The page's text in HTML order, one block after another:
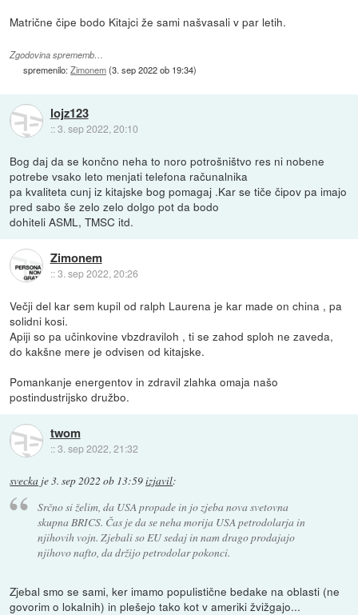
Matrične čipe bodo Kitajci že sami našvasali v par letih.
Zgodovina sprememb…
spremenilo:Zimonem(3. sep 2022 ob 19:34)
lojz123
::3. sep 2022, 20:10
Bog daj da se končno neha to noro potrošništvo res ni nobene
potrebe vsako leto menjati telefona računalnika
pa kvaliteta cunj iz kitajske bog pomagaj .Kar se tiče čipov pa imajo
pred sabo še zelo zelo dolgo pot da bodo
dohiteli ASML, TMSC itd.
Zimonem
::3. sep 2022, 20:26
Večji del kar sem kupil od ralph Laurena je kar made on china , pa
solidni kosi.
Apiji so pa učinkovine vbzdraviloh , ti se zahod sploh ne zaveda,
do kakšne mere je odvisen od kitajske.
Pomankanje energentov in zdravil zlahka omaja našo
postindustrijsko družbo.
twom
::3. sep 2022, 21:32
svecka je3. sep 2022 ob 13:59izjavil:
Srčno si želim, da USA propade in jo zjeba nova svetovna
skupna BRICS. Čas je da se neha morija USA petrodolarja in
njihovih vojn. Zjebali so EU sedaj in nam drago prodajajo
njihovo nafto, da držijo petrodolar pokonci.
Zjebal smo se sami, ker imamo populistične bedake na oblasti (ne
govorim o lokalnih) in plešejo tako kot v ameriki žvižgajo...